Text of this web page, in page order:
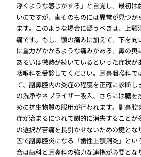
浮くような感じがする」と自覚し、最初は
いのですが、歯そのものには異常が見つか
ます。このような場合に疑うべきは、上
痛です。もし、顎の痛みに加えて、下を向
に重力がかかるような痛みがある、鼻の奥
あるいは微熱が続いているといった症状が
咽喉科を受診してください。耳鼻咽喉科で
て、副鼻腔内の炎症の程度を正確に診断し
の洗浄やネブライザー吸入、さらには膿を
めの抗生物質の服用が行われます。副鼻腔
症が治まるにつれて劇的に消失することが
の選択が苦痛を長引かせないための鍵とな
因で副鼻腔炎になる「歯性上顎洞炎」とい
合は歯科と耳鼻科の強力な連携が必要とな